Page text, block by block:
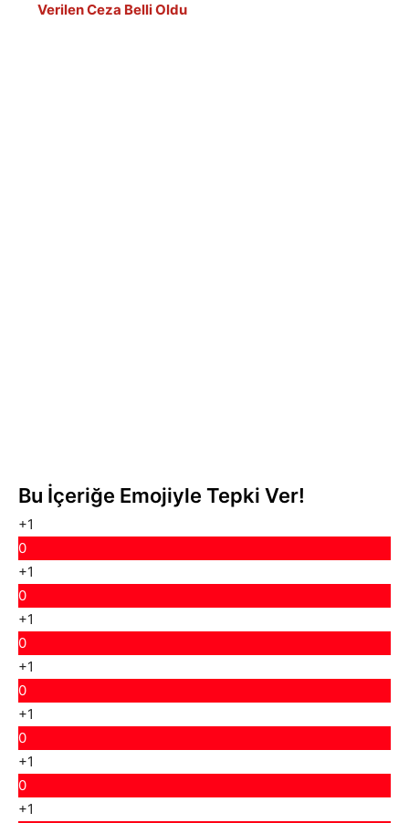
Verilen Ceza Belli Oldu
Bu İçeriğe Emojiyle Tepki Ver!
+1
0
+1
0
+1
0
+1
0
+1
0
+1
0
+1